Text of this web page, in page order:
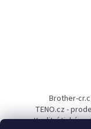
a
Brother-
TENO.cz -
Kvalitní